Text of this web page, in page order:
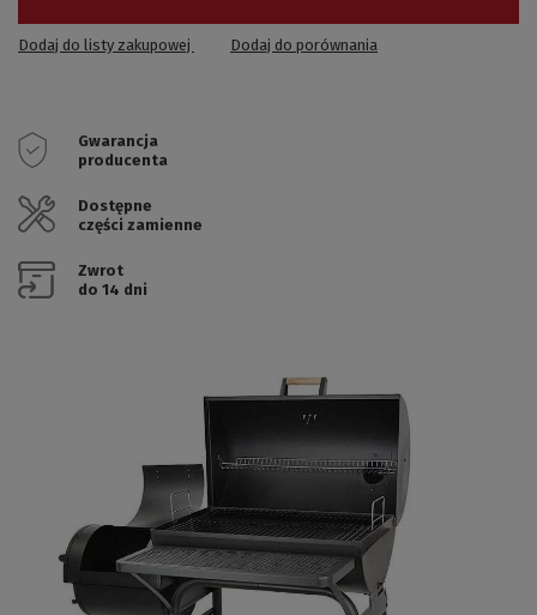
Dodaj do listy zakupowej Dodaj do porównania
Gwarancja
producenta
Dostępne
części zamienne
Zwrot
do 14 dni